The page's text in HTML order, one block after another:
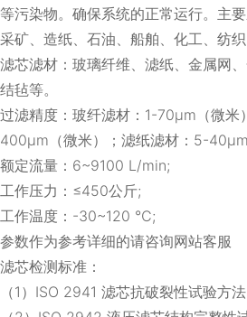
等污染物。确保系统的正常运行。主
采矿、造纸、石油、船舶、化工、纺
滤芯滤材：玻璃纤维、滤纸、金属网
结毡等。
过滤精度：玻纤滤材：1-70μm（微米
400μm（微米）；滤纸滤材：5-40μm
额定流量：6~9100 L/min;
工作压力：≤450公斤;
工作温度：-30~120 ℃;
参数作为参考详细的请咨询网站客服
滤芯检测标准：
（1）ISO 2941 滤芯抗破裂性试验方法